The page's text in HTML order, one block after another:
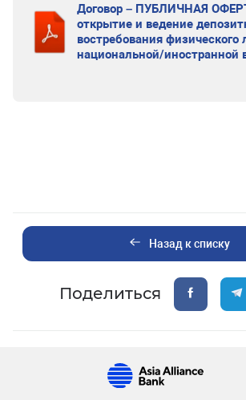
Договор – ПУБЛИЧНАЯ
открытие и ведение
востребования физического
национальной/иностранной
Назад к списку
Поделиться